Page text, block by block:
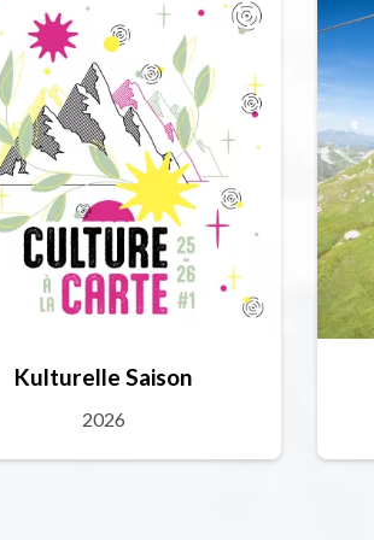
Kulturelle Saison
2026